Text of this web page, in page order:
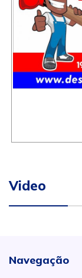
Video
Navegação